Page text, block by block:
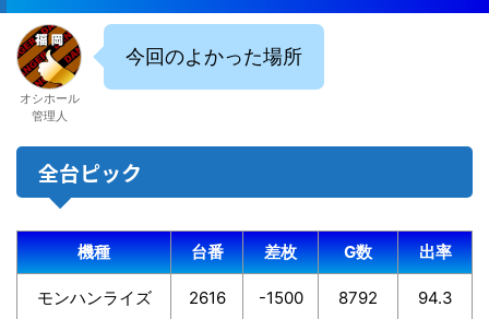
オシホール
管理人
今回のよかった場所
全台ピック
機種 台番 差枚 G数 出率
モンハンライズ 2616 -1500 8792 94.3